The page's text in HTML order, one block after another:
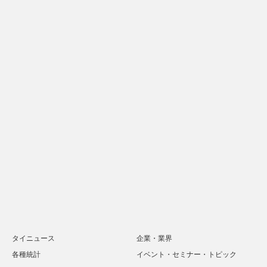
タイニュース
企業・業界
各種統計
イベント・セミナー・トピック